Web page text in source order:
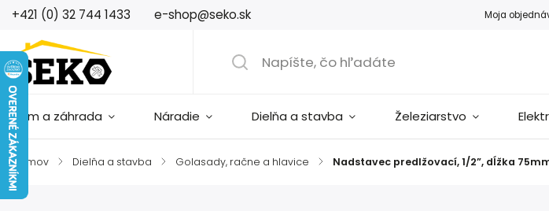
+421 (0) 32 744 1433 e-shop@seko.sk Moja
Dom a záhrada Náradie Dielňa a stavba Železiarstvo
Domov / Dielňa a stavba / Golasady, račne a hlavice / Nadstavec predlžovací, 1/2”, dĺžka